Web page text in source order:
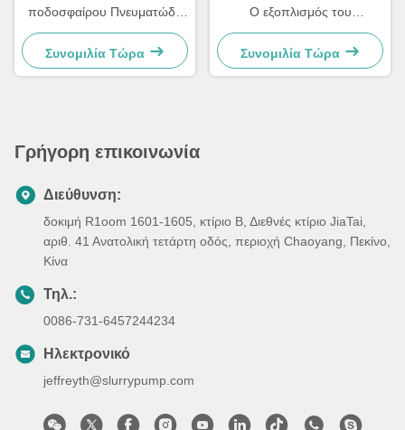
ποδοσφαίρου Πνευματώδη
ποδοσφαιρικά τέρματα Μίνι
ποδοσφαιρικά τέρματα
Συνομιλία Τώρα
Ο εξοπλισμός του
ποδοσφαίρου Αφαίρετος
Πτέρυγος 11 Άνδρας
Ποδοσφαιρικός Γκολποστ
Συνομιλία Τώρα
Γρήγορη επικοινωνία
Διεύθυνση:
δοκιμή R1oom 1601-1605, κτίριο Β, Διεθνές κτίριο JiaTai,
αριθ. 41 Ανατολική τετάρτη οδός, περιοχή Chaoyang, Πεκίνο,
Κίνα
Τηλ.:
0086-731-6457244234
Ηλεκτρονικό
jeffreyth@slurrypump.com